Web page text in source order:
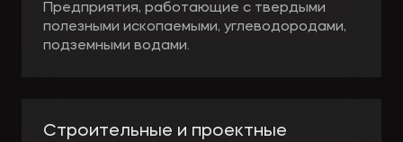
Предприятия, работающие с твердыми
полезными ископаемыми, углеводородами,
подземными водами.
Строительные и проектные